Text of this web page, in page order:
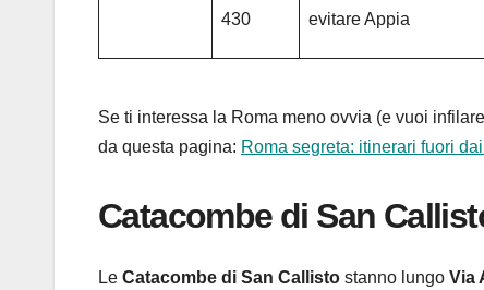
430
evitare Appia
Se ti interessa la Roma meno ovvia (e vuoi
da questa pagina: Roma segreta: itinerari fuori
Catacombe di San
Le Catacombe di San Callisto stanno lungo Via